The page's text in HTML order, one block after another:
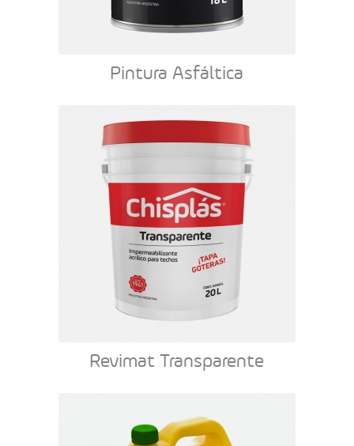
Pintura Asfáltica
Revimat Transparente